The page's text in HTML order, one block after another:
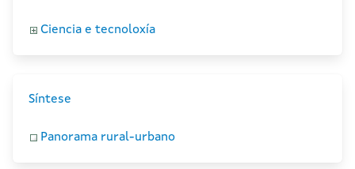
Ciencia e tecnoloxía
Síntese
Panorama rural-urbano